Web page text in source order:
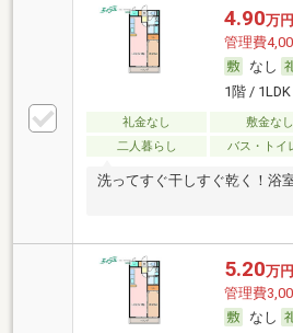
4.90万円
管理費
なし
1階 /
礼金なし 敷金なし
二人暮らし
バス・トイ
洗ってすぐ干しすぐ乾く！浴
5.20万円
管理費
なし